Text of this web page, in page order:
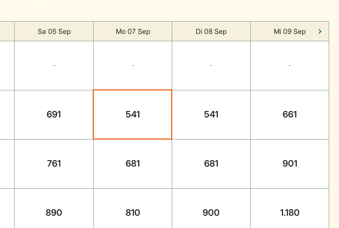
Sa 05 Sep Mo 07 Sep Di 08 Sep Mi 09 Sep
- - - -
691 541 541 661
761 681 681 901
890 810 900 1.180